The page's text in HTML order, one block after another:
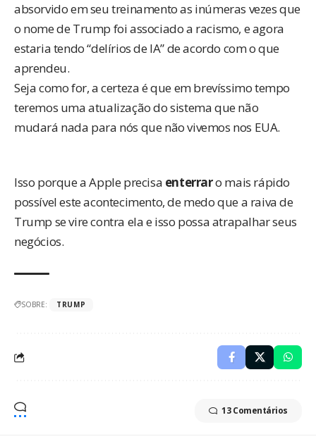
absorvido em seu treinamento as inúmeras vezes que
o nome de Trump foi associado a racismo, e agora
estaria tendo “delírios de IA” de acordo com o que
aprendeu.
Seja como for, a certeza é que em brevíssimo tempo
teremos uma atualização do sistema que não
mudará nada para nós que não vivemos nos EUA.
Isso porque a Apple precisa enterraro mais rápido
possível este acontecimento, de medo que a raiva de
Trump se vire contra ela e isso possa atrapalhar seus
negócios.
SOBRE: TRUMP
13 Comentários